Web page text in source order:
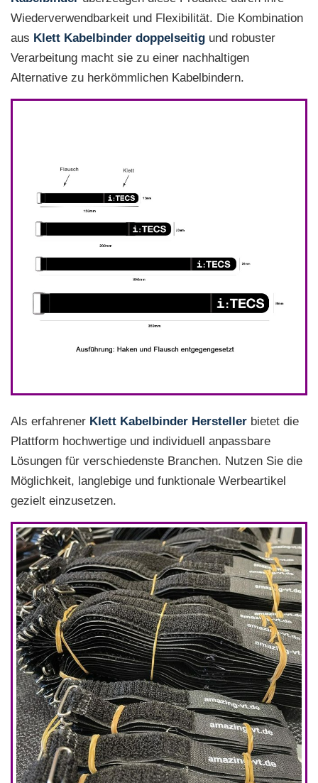
Wiederverwendbarkeit und Flexibilität. Die Kombination
aus Klett Kabelbinder doppelseitig und robuster
Verarbeitung macht sie zu einer nachhaltigen
Alternative zu herkömmlichen Kabelbindern.
Als erfahrener Klett Kabelbinder Hersteller bietet die
Plattform hochwertige und individuell anpassbare
Lösungen für verschiedenste Branchen. Nutzen Sie die
Möglichkeit, langlebige und funktionale Werbeartikel
gezielt einzusetzen.